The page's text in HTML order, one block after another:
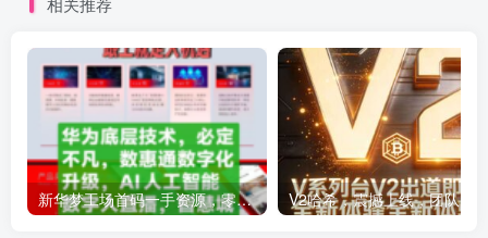
新华梦工场首码一手资源，零投资副业，新华网背书